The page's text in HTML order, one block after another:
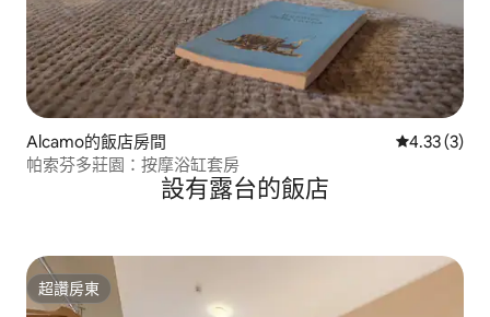
Alcamo的飯店房間 從 3 則評價
4.33 (3)
帕索芬多莊園：按摩浴缸套房
設有露台的飯店
超讚房東
超讚房東